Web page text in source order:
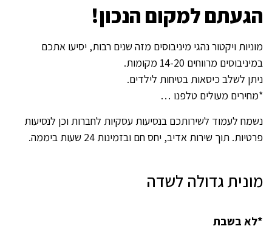
הגעתם למקום הנכון!
מוניות ויקטור נהגי מיניבוסים מזה שנים רבות, יסיעו אתכם
במיניבוסים מרווחים 14-20 מקומות.
ניתן לשלב כיסאות בטיחות לילדים.
*מחירים מעולים טלפנו …
נשמח לעמוד לשירותכם בנסיעות עסקיות לחברות וכן לנסיעות
פרטיות. תוך שירות אדיב, יחס חם ובזמינות 24 שעות ביממה.
מונית גדולה לשדה
*לא בשבת